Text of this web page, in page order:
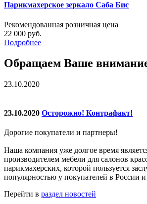
Парикмахерское зеркало Саба Бис
Рекомендованная розничная цена
22 000 руб.
Подробнее
Обращаем Ваше
23.10.2020
23.10.2020 Осторожно! Контрафакт!
Дорогие покупатели и партнеры!
Наша компания уже долгое время
производителем мебели для салонов
парикмахерских, которой пользуется
популярностью у покупателей в России
Перейти в раздел новостей